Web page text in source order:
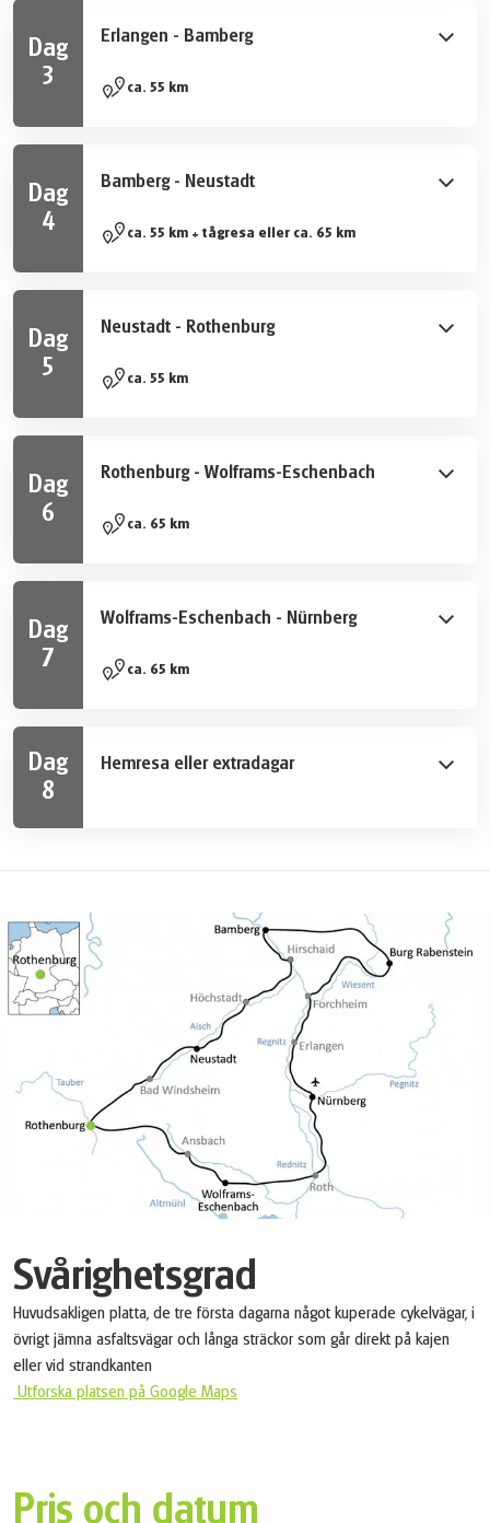
Dag
3
Erlangen - Bamberg
Med Steigerwald på din vänster sida och Frankiska
kanalen två gånger, vid Strullendorfslussen och vid
vattenkraftverket Hirschaid.
ca. 55 km
Dag
4
Bamberg - Neustadt
Till att börja med cyklar du tillbaka några kilometer. Om
varje timme på rådhusets klocka.
ca. 55 km + tågresa eller ca. 65 km
Dag
5
Neustadt - Rothenburg
Ta en paus i Bad Windsheim och besök det frankiska
lite plats kvar för dessert på kvällen i Rothenburg (vid
sidan av den obligatoriska ölen) så borde du definitivt
prova en ‘Rothenburg Snöboll’.
ca. 55 km
Dag
6
Rothenburg - Wolframs-Eschenbach
Du lämnar den romantiska Taubertaldalen och följer
följer du Slottsvägen till Wolframs-Eschenbach. I denna
medeltida stad finns det massor att se!
ca. 65 km
Dag
7
Wolframs-Eschenbach - Nürnberg
Idag följer du Slottsvägen igen, förbi slottet i Lichtenau,
majestätiskt ut över den kejserliga staden.
ca. 65 km
Dag
8
Hemresa eller extradagar
Svårighetsgrad
Huvudsakligen platta, de tre första dagarna något kuperade cykelvägar, i
övrigt jämna asfaltsvägar och långa sträckor som går direkt på kajen
eller vid strandkanten
Utforska platsen på Google Maps
Pris och datum